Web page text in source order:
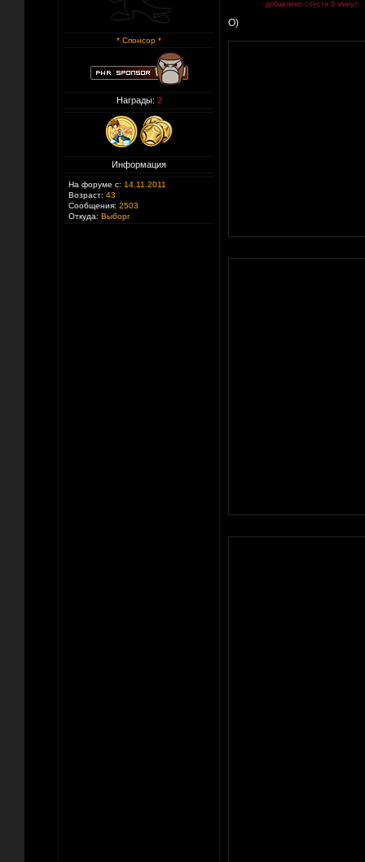
* Спонсор *
Награды: 2
Информация
На форуме с: 14.11.2011
Возраст: 43
Сообщения: 2503
Откуда: Выборг
- добавлено спустя 8 минут:
О)